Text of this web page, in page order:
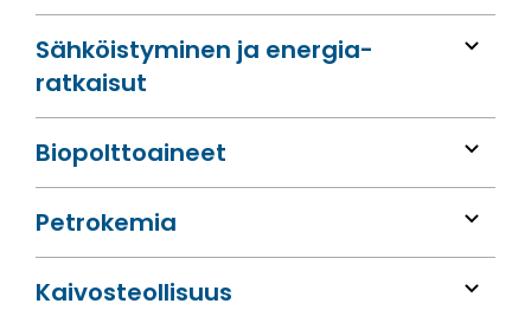
Sähköis­tyminen ja energia­
ratkaisut
Bio­polttoaineet
Petrokemia
Kaivos­teollisuus